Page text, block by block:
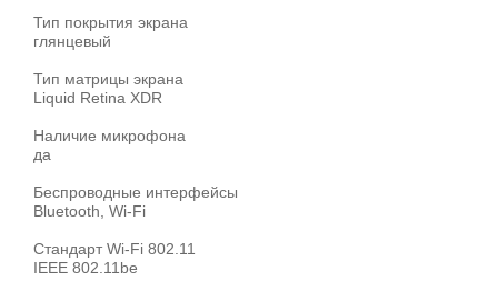
Тип покрытия экрана
глянцевый
Тип матрицы экрана
Liquid Retina XDR
Наличие микрофона
да
Беспроводные интерфейсы
Bluetooth, Wi-Fi
Стандарт Wi-Fi 802.11
IEEE 802.11be